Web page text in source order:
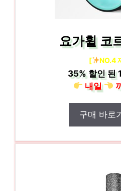
요가휠 코
[ NO.4
35% 할인 된
내일
구매 바로